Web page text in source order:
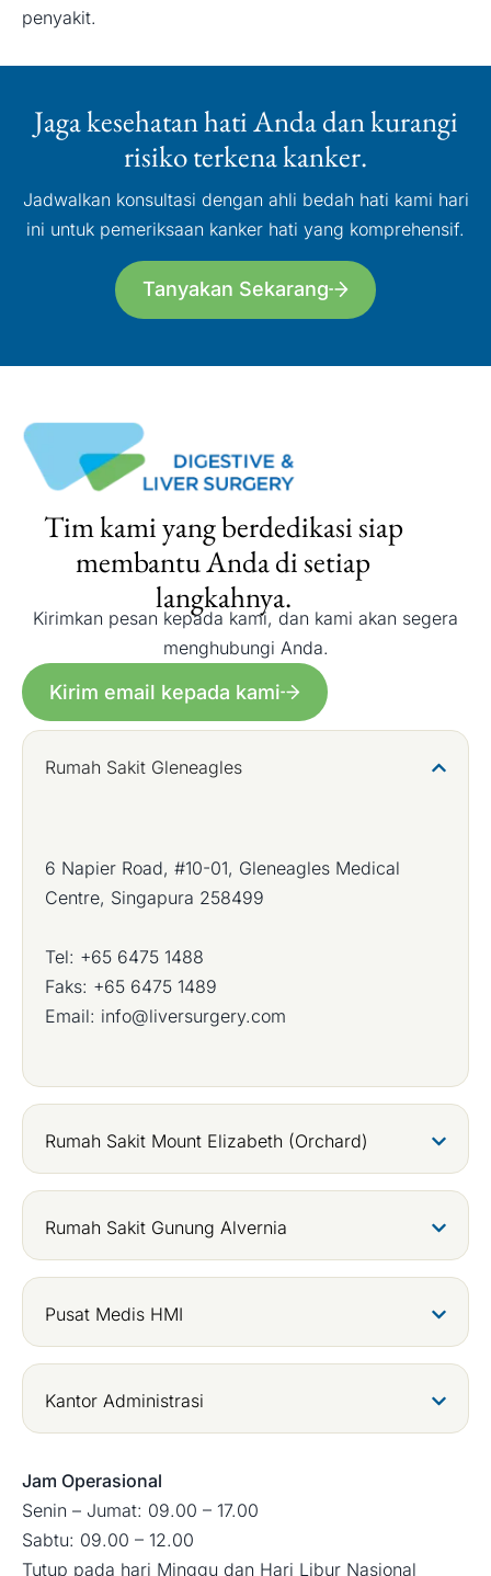
penyakit.
Jaga kesehatan hati Anda dan kurangi
risiko terkena kanker.
Jadwalkan konsultasi dengan ahli bedah hati kami hari
ini untuk pemeriksaan kanker hati yang komprehensif.
Tanyakan Sekarang
Tim kami yang berdedikasi siap
membantu Anda di setiap
langkahnya.
Kirimkan pesan kepada kami, dan kami akan segera
menghubungi Anda.
Kirim email kepada kami
Rumah Sakit Gleneagles
6 Napier Road, #10-01, Gleneagles Medical
Centre, Singapura 258499
Tel: +65 6475 1488
Faks: +65 6475 1489
Email: info@liversurgery.com
Rumah Sakit Mount Elizabeth (Orchard)
Rumah Sakit Gunung Alvernia
Pusat Medis HMI
Kantor Administrasi
Jam Operasional
Senin – Jumat: 09.00 – 17.00
Sabtu: 09.00 – 12.00
Tutup pada hari Minggu dan Hari Libur Nasional